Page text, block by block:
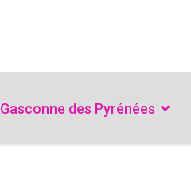
Gasconne des Pyrénées